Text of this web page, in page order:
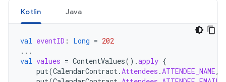
Kotlin Java
val eventID : Long = 202
...
val values = ContentValues().apply {
put(CalendarContract.Attendees .ATTENDEE_NAME,